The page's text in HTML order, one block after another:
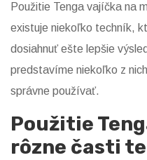
Použitie Tenga vajíčka na
existuje niekoľko techník,
dosiahnuť ešte lepšie
predstavíme niekoľko z
správne používať.
Použitie
rôzne časti